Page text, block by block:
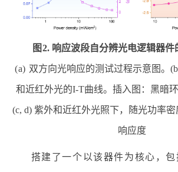
图2. 响应波段自分辨光电逻辑器
(a) 双方向光响应的测试过程示意图。
和近红外光的I-T曲线。插入图：黑暗
(c, d)紫外和近红外光照下，随光功率
响应度
搭建了一个以该器件为核心，